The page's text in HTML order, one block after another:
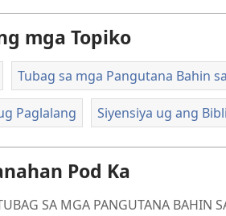
mga Topiko
Tubag sa mga Pangutana Bahin
Paglalang Siyensiya ug ang
Pod Ka
SA MGA PANGUTANA BAHIN